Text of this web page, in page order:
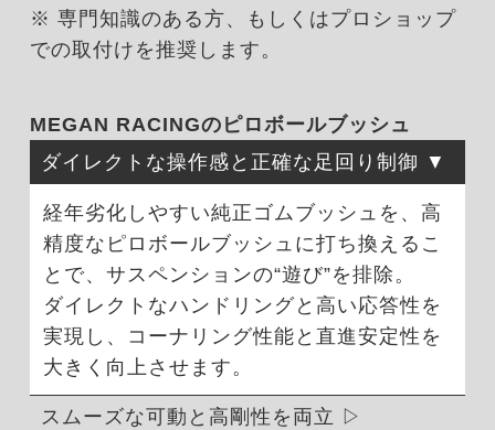
※ 専門知識のある方、もしくはプロショップ
での取付けを推奨します。
MEGAN RACINGのピロボールブッシュ
ダイレクトな操作感と正確な足回り制御
経年劣化しやすい純正ゴムブッシュを、高
精度なピロボールブッシュに打ち換えるこ
とで、サスペンションの“遊び”を排除。
ダイレクトなハンドリングと高い応答性を
実現し、コーナリング性能と直進安定性を
大きく向上させます。
スムーズな可動と高剛性を両立